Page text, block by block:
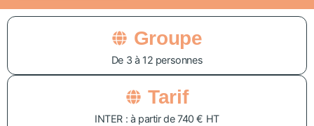
Groupe
De 3 à 12 personnes
Tarif
INTER : à partir de 740 € HT